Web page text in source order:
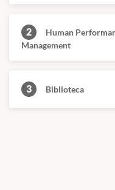
2
Human
Management
3 Biblioteca